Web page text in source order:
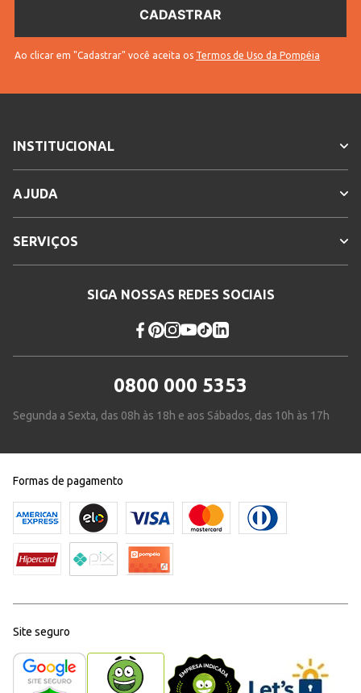
Ao clicar em "Cadastrar" você aceita os Termos de Uso da Pompéia
INSTITUCIONAL
AJUDA
SERVIÇOS
SIGA NOSSAS REDES SOCIAIS
0800 000 5353
Segunda a Sexta, das 08h às 18h e aos Sábados, das 10h às 17h
Formas de pagamento
Site seguro